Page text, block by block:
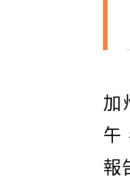
加
午
報